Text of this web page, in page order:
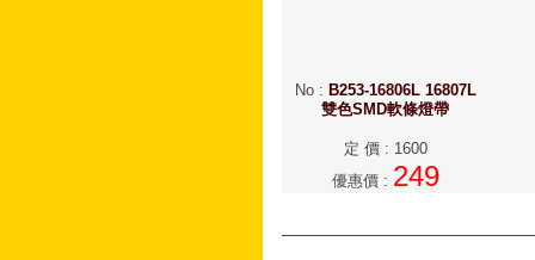
No: B253-16806L 16807L
雙色SMD軟條燈帶
定 價: 1600
優惠價: 249